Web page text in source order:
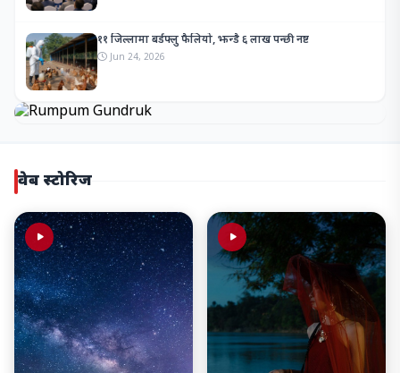
११ जिल्लामा बर्डफ्लु फैलियो, झन्डै ६ लाख पन्छी नष्ट
Jun 24, 2026
वेब स्टोरिज